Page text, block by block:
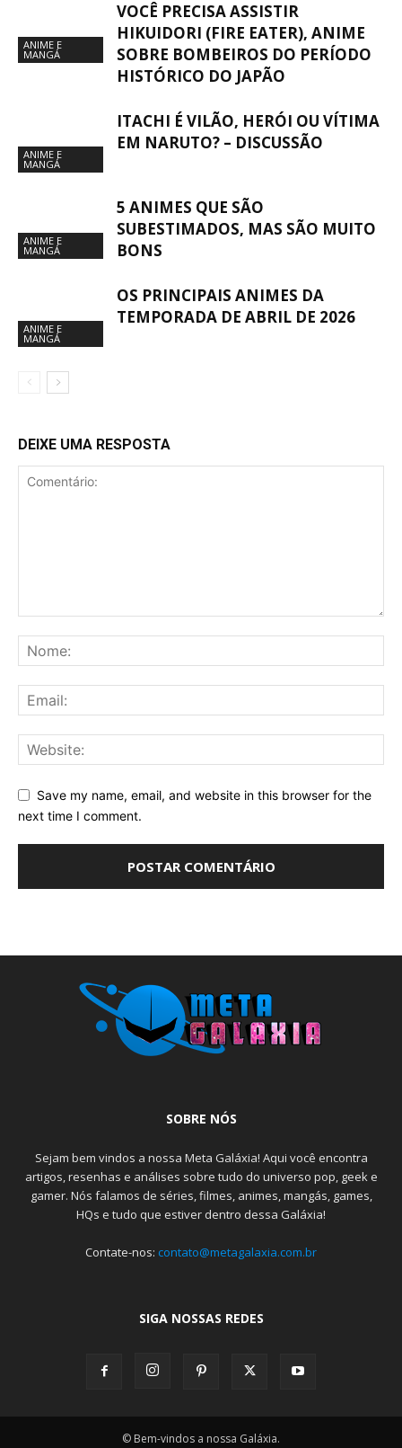
ANIME E
MANGÁ
VOCÊ PRECISA ASSISTIR
HIKUIDORI (FIRE EATER), ANIME
SOBRE BOMBEIROS DO PERÍODO
HISTÓRICO DO JAPÃO
ANIME E
MANGÁ
ITACHI É VILÃO, HERÓI OU VÍTIMA
EM NARUTO? – DISCUSSÃO
ANIME E
MANGÁ
5 ANIMES QUE SÃO
SUBESTIMADOS, MAS SÃO MUITO
BONS
ANIME E
MANGÁ
OS PRINCIPAIS ANIMES DA
TEMPORADA DE ABRIL DE 2026
DEIXE UMA RESPOSTA
Save my name, email, and website in this browser for the
next time I comment.
SOBRE NÓS
Sejam bem vindos a nossa Meta Galáxia! Aqui você encontra
artigos, resenhas e análises sobre tudo do universo pop, geek e
gamer. Nós falamos de séries, filmes, animes, mangás, games,
HQs e tudo que estiver dentro dessa Galáxia!
Contate-nos: contato@metagalaxia.com.br
SIGA NOSSAS REDES
© Bem-vindos a nossa Galáxia.